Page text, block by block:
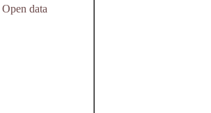
Open data